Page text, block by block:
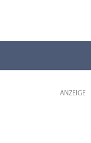
ANZEIGE